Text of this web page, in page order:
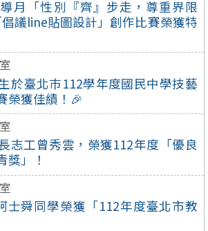
月「性別『齊』步走，尊重界限
議line貼圖設計」創作比賽榮獲特
於臺北巿112學年度國民中學技藝
榮獲佳績！🎉
志工曾秀雲，榮獲112年度「優良
獎」！
士舜同學榮獲「112年度臺北市教